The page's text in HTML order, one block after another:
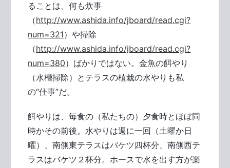
ることは、何も炊事
（http://www.ashida.info/jboard/read.cgi?
num=321）や掃除
（http://www.ashida.info/jboard/read.cgi?
num=380）ばかりではない。金魚の餌やり
（水槽掃除）とテラスの植栽の水やりも私
の“仕事”だ。
餌やりは、毎食の（私たちの）夕食時とほぼ同
時かその前後。水やりは週に一回（土曜か日
曜）、南側東テラスはバケツ四杯分、南側西テ
ラスはバケツ２杯分。ホースで水を出す方が楽